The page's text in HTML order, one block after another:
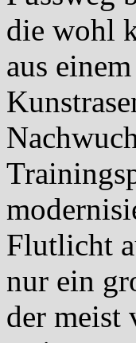
die wohl
aus
Flutlicht
nur ein
der meist